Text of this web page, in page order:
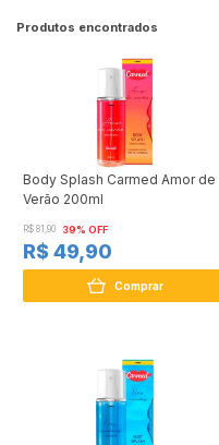
Produtos encontrados
Body Splash Carmed Amor de
Verão 200ml
R$ 81,90 39% OFF
R$ 49,90
Comprar